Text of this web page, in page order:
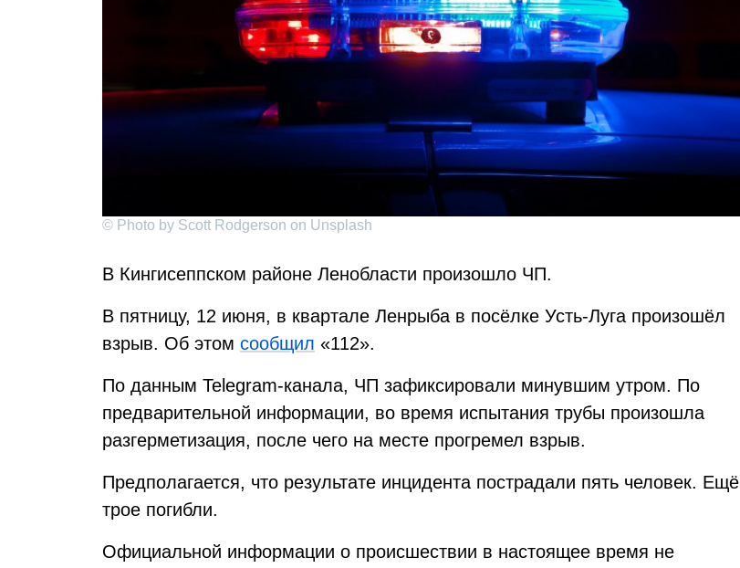
© Photo by Scott Rodgerson on Unsplash
В Кингисеппском районе Ленобласти произошло ЧП.
В пятницу, 12 июня, в квартале Ленрыба в посёлке Усть-Луга произошёл
взрыв. Об этом сообщил «112».
По данным Telegram-канала, ЧП зафиксировали минувшим утром. По
предварительной информации, во время испытания трубы произошла
разгерметизация, после чего на месте прогремел взрыв.
Предполагается, что результате инцидента пострадали пять человек. Ещё
трое погибли.
Официальной информации о происшествии в настоящее время не